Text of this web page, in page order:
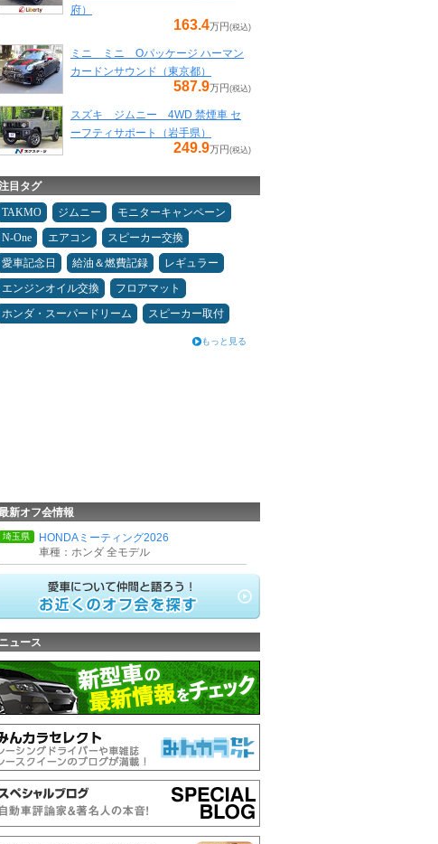
府）
163.4万円 (税込)
ミニ ミニ Oパッケージ ハーマン
カードンサウンド（東京都）
587.9万円 (税込)
スズキ ジムニー 4WD 禁煙車 セ
ーフティサポート（岩手県）
249.9万円 (税込)
目タグ
TAKMO ジムニー
モニターキャンペーン
N-One
エアコン
スピーカー交換
愛車記念日
給油＆燃費記録
レギュラー
エンジンオイル交換
フロアマット
ホンダ・スーパードリーム
スピーカー取付
もっと見る
新オフ会情報
埼玉県
HONDAミーティング2026
車種：ホンダ 全モデル
ニュース